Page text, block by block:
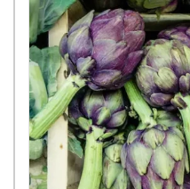
hatást tulajdonítani.
A termék nem helyettesíti a
egészséges életmódot!
A termék nem gyógyít
helyettesítésére alkalmas!
kezelőorvosával. Az ajánlott
Ne szedje a készítményt, ha
vagy allergiás! Kisgyermektől